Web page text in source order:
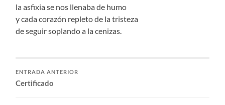
la asfixia se nos llenaba de humo
y cada corazón repleto de la tristeza
de seguir soplando a la cenizas.
ENTRADA ANTERIOR
Certificado